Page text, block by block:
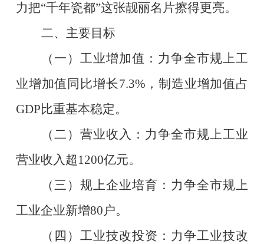
力把“千年瓷都”这张靓丽名片擦得更亮。
二、主要目标
（一）工业增加值： 力争全市规上工
业增加值同比增长7.3% ，制造业增加值占
GDP比重基本稳定。
（二）营业收入： 力争全市规上工业
营业收入超1200亿元。
（三）规上企业培育： 力争全市规上
工业企业新增80户。
（四）工业技改投资： 力争工业技改